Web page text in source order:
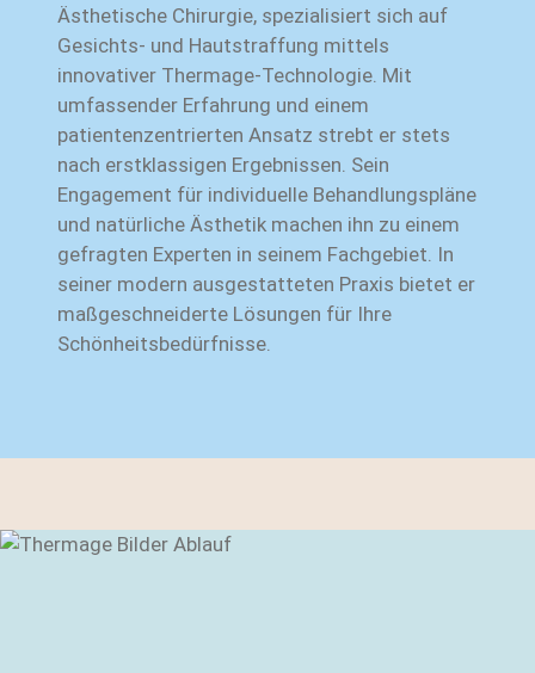
Ästhetische Chirurgie, spezialisiert sich auf
Gesichts- und Hautstraffung mittels
innovativer Thermage-Technologie. Mit
umfassender Erfahrung und einem
patientenzentrierten Ansatz strebt er stets
nach erstklassigen Ergebnissen. Sein
Engagement für individuelle Behandlungspläne
und natürliche Ästhetik machen ihn zu einem
gefragten Experten in seinem Fachgebiet. In
seiner modern ausgestatteten Praxis bietet er
maßgeschneiderte Lösungen für Ihre
Schönheitsbedürfnisse.